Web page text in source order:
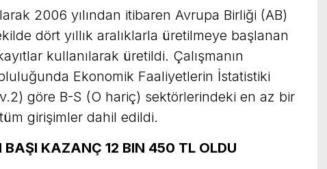
2006 yılından itibaren Avrupa Birliği (AB)
dört yıllık aralıklarla üretilmeye başlanan
kullanılarak üretildi. Çalışmanın
Ekonomik Faaliyetlerin İstatistiki
göre B-S (O hariç) sektörlerindeki en az bir
girişimler dahil edildi.
KAZANÇ 12 BIN 450 TL OLDU